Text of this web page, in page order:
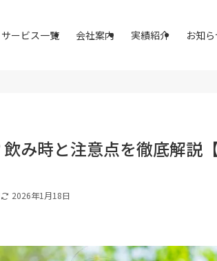
サービス一覧 会社案内 実績紹介 お知
み時と注意点を徹底解説
2026年1月18日